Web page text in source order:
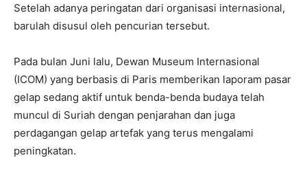
Setelah adanya peringatan dari organisasi internasional,
barulah disusul oleh pencurian tersebut.
Pada bulan Juni lalu, Dewan Museum Internasional
(ICOM) yang berbasis di Paris memberikan laporam pasar
gelap sedang aktif untuk benda-benda budaya telah
muncul di Suriah dengan penjarahan dan juga
perdagangan gelap artefak yang terus mengalami
peningkatan.